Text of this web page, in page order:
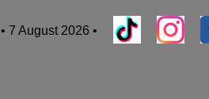
• 7 August 2026 •